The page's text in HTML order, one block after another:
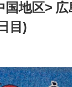
国地区>
目)